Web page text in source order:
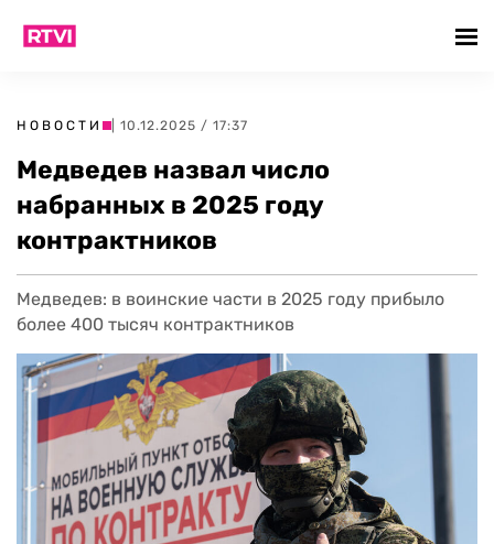
НОВОСТИ | 10.12.2025 / 17:37
Медведев назвал число
набранных в 2025 году
контрактников
Медведев: в воинские части в 2025 году прибыло
более 400 тысяч контрактников